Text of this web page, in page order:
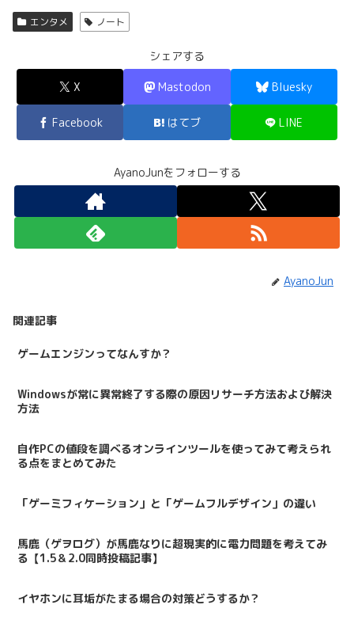
エンタメ ノート
シェアする
X Mastodon Bluesky
Facebook はてブ LINE
AyanoJunをフォローする
AyanoJun
関連記事
ゲームエンジンってなんすか？
Windowsが常に異常終了する際の原因リサーチ方法および解決
方法
自作PCの値段を調べるオンラインツールを使ってみて考えられ
る点をまとめてみた
「ゲーミフィケーション」と「ゲームフルデザイン」の違い
馬鹿（ゲヲログ）が馬鹿なりに超現実的に電力問題を考えてみ
る【1.5＆2.0同時投稿記事】
イヤホンに耳垢がたまる場合の対策どうするか？